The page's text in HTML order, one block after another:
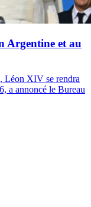
Argentine et au
Léon XIV se rendra
a annoncé le Bureau